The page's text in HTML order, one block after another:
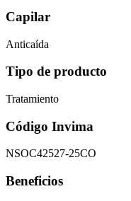
Capilar
Anticaída
Tipo de producto
Tratamiento
Código Invima
NSOC42527-25CO
Beneficios